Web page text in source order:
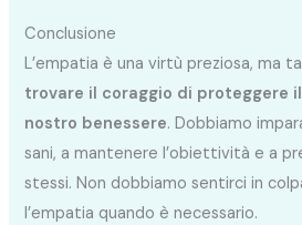
Conclusione
L’empatia è una virtù preziosa, ma
trovare il coraggio di proteggere
nostro benessere. Dobbiamo
sani, a mantenere l’obiettività e a
stessi. Non dobbiamo sentirci in
l’empatia quando è necessario.